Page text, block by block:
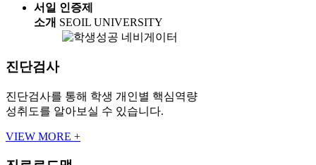
서일 인증제
소개 SEOIL UNIVERSITY
진단검사
진단검사를 통해 학생 개인별 핵심역량
성취도를 알아보실 수 있습니다.
VIEW MORE +